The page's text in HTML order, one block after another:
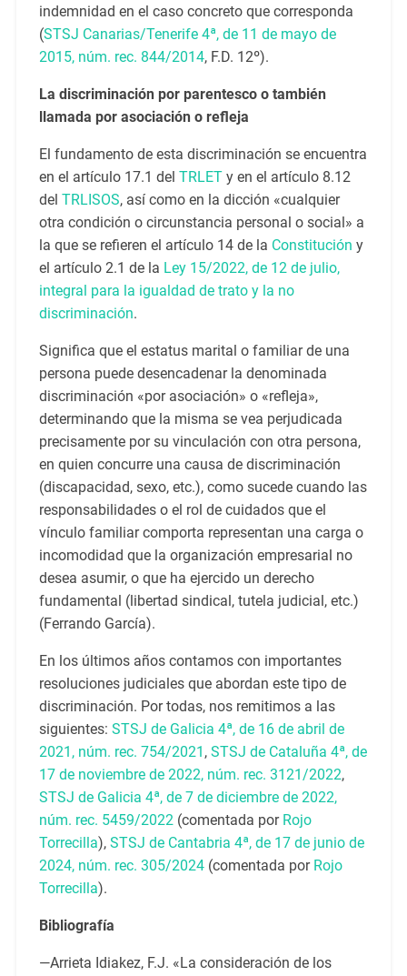
indemnidad en el caso concreto que corresponda
(STSJ Canarias/Tenerife 4ª, de 11 de mayo de
2015, núm. rec. 844/2014, F.D. 12º).
La discriminación por parentesco o también
llamada por asociación o refleja
El fundamento de esta discriminación se encuentra
en el artículo 17.1 del TRLETy en el artículo 8.12
del TRLISOS, así como en la dicción «cualquier
otra condición o circunstancia personal o social» a
la que se refieren el artículo 14 de la Constitución y
el artículo 2.1 de la Ley 15/2022, de 12 de julio,
integral para la igualdad de trato y la no
discriminación.
Significa que el estatus marital o familiar de una
persona puede desencadenar la denominada
discriminación «por asociación» o «refleja»,
determinando que la misma se vea perjudicada
precisamente por su vinculación con otra persona,
en quien concurre una causa de discriminación
(discapacidad, sexo, etc.), como sucede cuando las
responsabilidades o el rol de cuidados que el
vínculo familiar comporta representan una carga o
incomodidad que la organización empresarial no
desea asumir, o que ha ejercido un derecho
fundamental (libertad sindical, tutela judicial, etc.)
(Ferrando García).
En los últimos años contamos con importantes
resoluciones judiciales que abordan este tipo de
discriminación. Por todas, nos remitimos a las
siguientes: STSJ de Galicia 4ª, de 16 de abril de
2021, núm. rec. 754/2021 , STSJ de Cataluña 4ª, de
17 de noviembre de 2022, núm. rec. 3121/2022,
STSJ de Galicia 4ª, de 7 de diciembre de 2022,
núm. rec. 5459/2022(comentada por Rojo
Torrecilla), STSJ de Cantabria 4ª, de 17 de junio de
2024, núm. rec. 305/2024(comentada por Rojo
Torrecilla).
Bibliografía
—Arrieta Idiakez, F.J. «La consideración de los